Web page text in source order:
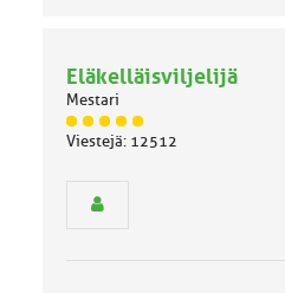
Eläkelläisviljelijä
Mestari
J
ä
Viestejä: 12512